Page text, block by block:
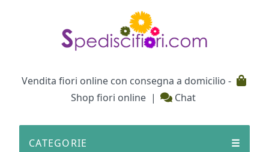
Vendita fiori online con consegna a domicilio -
Shop fiori online | Chat
CATEGORIE ☰